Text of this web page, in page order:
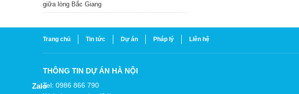
giữa lòng Bắc Giang
Trang chủ Tin tức Dự án Pháp lý Liên hệ
THÔNG TIN DỰ ÁN HÀ NỘI
Tel: 0986 866 790
Zalo